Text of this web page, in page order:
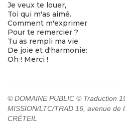
Je veux te louer,
Toi qui m'as aimé.
Comment m'exprimer
Pour te remercier ?
Tu as rempli ma vie
De joie et d'harmonie:
Oh ! Merci !
© DOMAINE PUBLIC © Traduction
MISSION/LTC/TRAD 16, avenue de
CRÉTEIL